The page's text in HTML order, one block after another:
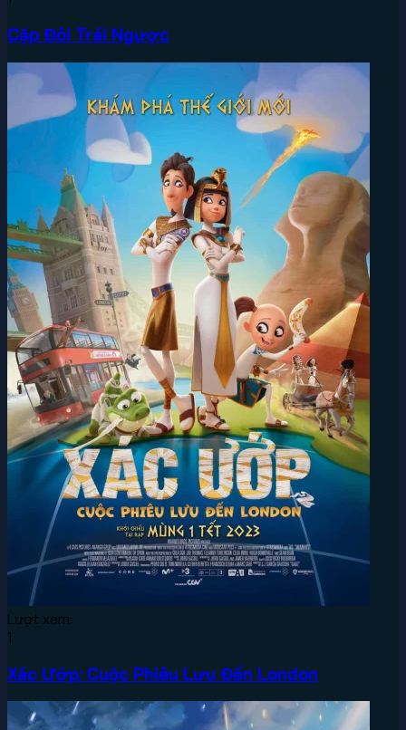
Cặp Đôi Trái Ngược
Lượt xem:
1
Xác Ướp: Cuộc Phiêu Lưu Đến London